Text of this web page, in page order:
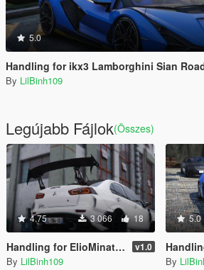
5.0
Handling for ikx3 Lamborghini Sian
By LilBinh109
Legújabb Fájlok(Összes)
4.75 3 066 18
Handling for ElioMinati Mitsubishi Lancer Evolution X v1.0
By LilBinh109
5.0
Handling for
By